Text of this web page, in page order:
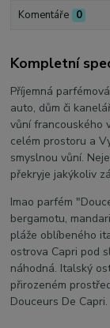
Komentáře 0
Kompletní
Příjemná
auto, dům či
vůní francouského
celém prostoru a
smyslnou vůní.
překryje jakýkoliv
Imao parfém
bergamotu,
pláže oblíbeného
ostrova Capri pod
náhodná. Italský
přirozeném
Douceurs De Capri.